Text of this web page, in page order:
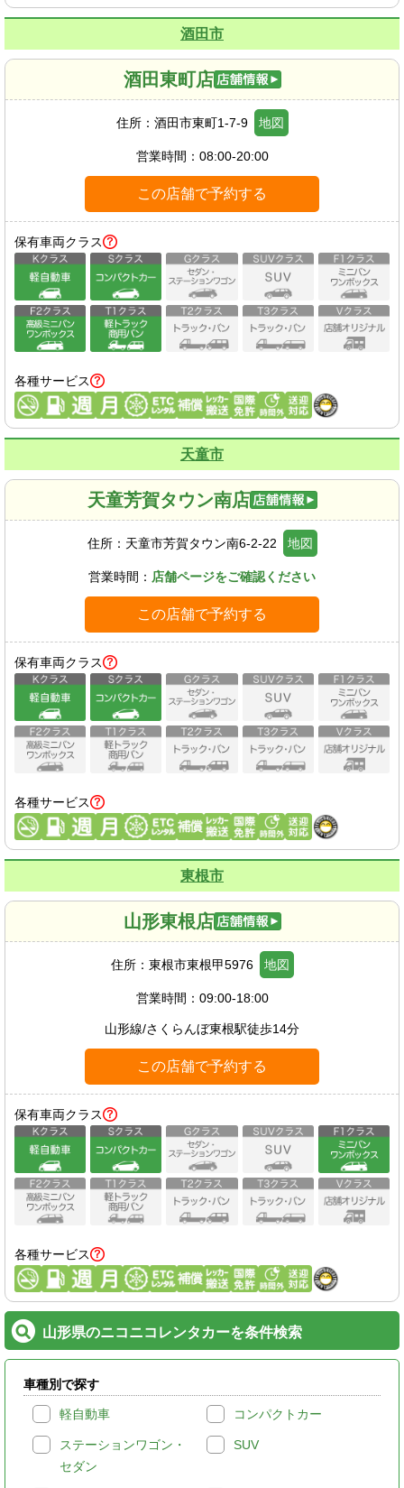
酒田市
酒田東町店
住所： 酒田市東町1-7-9 地図
営業時間： 08:00-20:00
この店舗で予約する
保有車両クラス
各種サービス
天童市
天童芳賀タウン南店
住所： 天童市芳賀タウン南6-2-22 地図
営業時間： 店舗ページをご確認ください
この店舗で予約する
保有車両クラス
各種サービス
東根市
山形東根店
住所： 東根市東根甲5976 地図
営業時間： 09:00-18:00
山形線/さくらんぼ東根駅徒歩14分
この店舗で予約する
保有車両クラス
各種サービス
山形県のニコニコレンタカーを条件検索
車種別で探す
軽自動車 コンパクトカー
ステーションワゴン・
セダン
SUV